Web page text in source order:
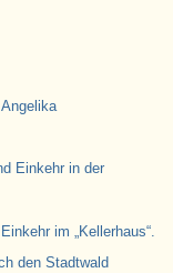
Einkehr in der
im „Kellerhaus“.
den Stadtwald